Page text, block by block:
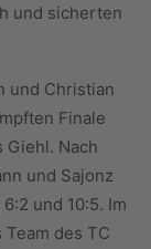
und sicherten
und Christian
Finale
Giehl. Nach
und Sajonz
und 10:5. Im
des TC